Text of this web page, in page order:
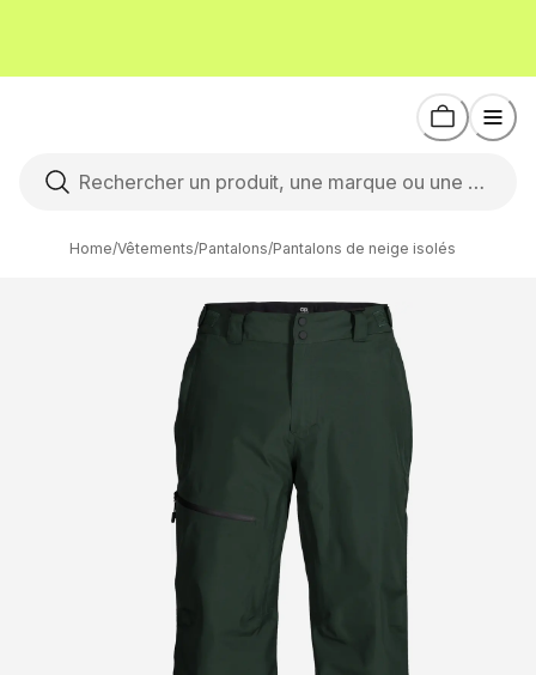
Home/Vêtements/Pantalons/Pantalons de neige isolés